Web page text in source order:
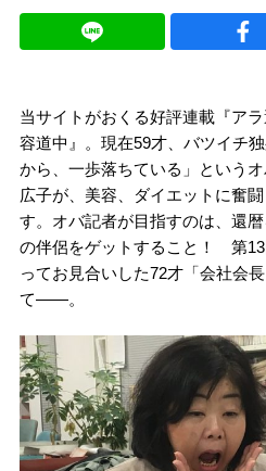
当サイトがおくる好評連載『ア
容道中』。現在59才、バツイチ
から、一歩落ちている」という
広子が、美容、ダイエットに奮
す。オバ記者が目指すのは、還
の伴侶をゲットすること！ 第
ってお見合いした72才「会社会
て――。